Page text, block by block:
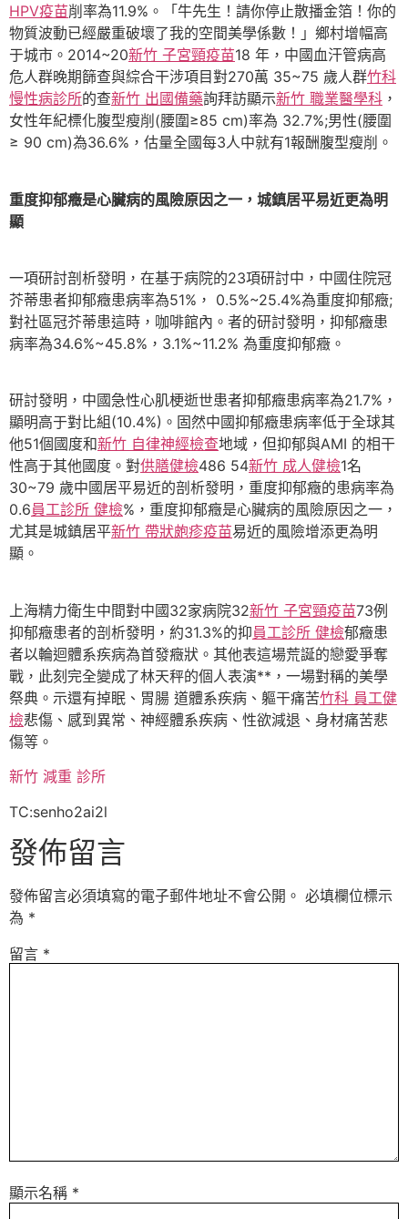
HPV疫苗削率為11.9%。「牛先生！請你停止散播金箔！你的
物質波動已經嚴重破壞了我的空間美學係數！」鄉村增幅高
于城市。2014~20新竹 子宮頸疫苗18 年，中國血汗管病高
危人群晚期篩查與綜合干涉項目對270萬 35~75 歲人群竹科
慢性病診所的查新竹 出國備藥詢拜訪顯示新竹 職業醫學科 ，
女性年紀標化腹型瘦削(腰圍≥85 cm)率為 32.7%;男性(腰圍
≥ 90 cm)為36.6%，估量全國每3人中就有1報酬腹型瘦削。
重度抑郁癥是心臟病的風險原因之一，城鎮居平易近更為明
顯
一項研討剖析發明，在基于病院的23項研討中，中國住院冠
芥蒂患者抑郁癥患病率為51%， 0.5%~25.4%為重度抑郁癥;
對社區冠芥蒂患這時，咖啡館內。者的研討發明，抑郁癥患
病率為34.6%~45.8%，3.1%~11.2% 為重度抑郁癥。
研討發明，中國急性心肌梗逝世患者抑郁癥患病率為21.7%，
顯明高于對比組(10.4%)。固然中國抑郁癥患病率低于全球其
他51個國度和新竹 自律神經檢查地域，但抑郁與AMI 的相干
性高于其他國度。對供膳健檢486 54新竹 成人健檢1名
30~79 歲中國居平易近的剖析發明，重度抑郁癥的患病率為
0.6員工診所 健檢%，重度抑郁癥是心臟病的風險原因之一，
尤其是城鎮居平新竹 帶狀皰疹疫苗易近的風險增添更為明
顯。
上海精力衛生中間對中國32家病院32新竹 子宮頸疫苗73例
抑郁癥患者的剖析發明，約31.3%的抑員工診所 健檢郁癥患
者以輪迴體系疾病為首發癥狀。其他表這場荒誕的戀愛爭奪
戰，此刻完全變成了林天秤的個人表演**，一場對稱的美學
祭典。示還有掉眠、胃腸 道體系疾病、軀干痛苦竹科 員工健
檢悲傷、感到異常、神經體系疾病、性欲減退、身材痛苦悲
傷等。
新竹 減重 診所
TC:senho2ai2l
發佈留言
發佈留言必須填寫的電子郵件地址不會公開。 必填欄位標示
為 *
留言 *
顯示名稱 *